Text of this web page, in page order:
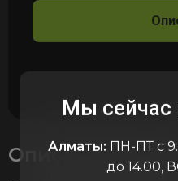
Описание
Мы сейчас
Алматы: ПН-ПТ с
до 14.00,